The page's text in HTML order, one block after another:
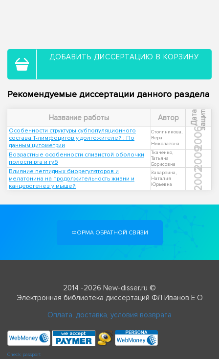
ДОБАВИТЬ ДИССЕРТАЦИЮ В КОРЗИНУ
Рекомендуемые диссертации данного раздела
Название работы Автор Д
а
т
а
з
а
щ
и
т ы
Особенности структуры субпопуляционного
состава Т-лимфоцитов у долгожителей : По
данным цитометрии
Столпникова,
Вера
Николаевна
2006
Возрастные особенности слизистой оболочки
полости рта и губ
Ткаченко,
Татьяна
Борисовна
2009
Влияние пептидных биорегуляторов и
мелатонина на продолжительность жизни и
канцерогенез у мышей
Заварзина,
Наталия
Юрьевна
2002
ФОРМА ОБРАТНОЙ СВЯЗИ
2014 -2026 New-disser.ru ©
Электронная библиотека диссертаций ФЛ Иванов Е О
Оплата, доставка, условия возврата
Check passport